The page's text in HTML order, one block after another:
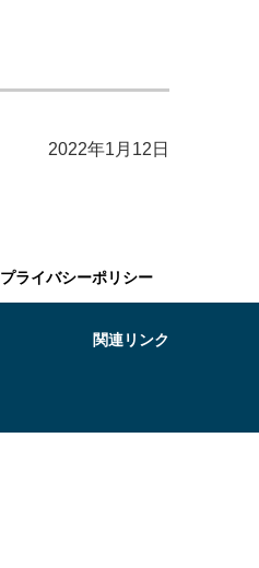
2022年1月12日
プライバシーポリシー
関連リンク